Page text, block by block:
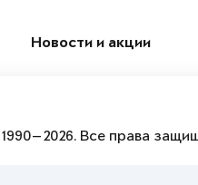
Новости и акции
Все права